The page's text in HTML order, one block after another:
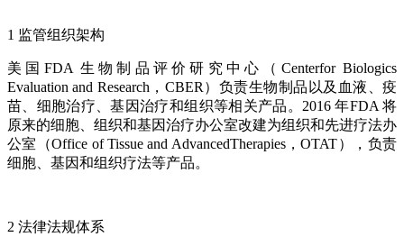
1 监管组织架构
美国FDA 生物制品评价研究中心（Centerfor Biologics
Evaluation and Research，CBER）负责生物制品以及血液、疫
苗、细胞治疗、基因治疗和组织等相关产品。2016 年FDA 将
原来的细胞、组织和基因治疗办公室改建为组织和先进疗法办
公室（Office of Tissue and AdvancedTherapies，OTAT），负责
细胞、基因和组织疗法等产品。
2 法律法规体系